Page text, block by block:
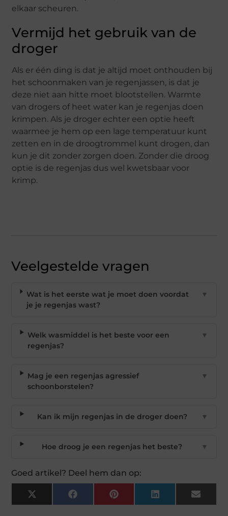
elkaar scheuren.
Vermijd het gebruik van de
droger
Als er één ding is dat je altijd moet onthouden bij
het schoonmaken van je regenjassen, is dat je
deze niet aan hitte moet blootstellen. Warmte
van drogers of heet water kan je regenjas doen
krimpen. Als je droger echter een optie heeft
waarmee je hem op een lage temperatuur kunt
zetten en in de droogtrommel kunt drogen, dan
kun je dit zonder zorgen doen. Zonder die droog
optie is de regenjas dus wel kwetsbaar voor
krimp.
Veelgestelde vragen
Wat is het eerste wat je moet doen voordat
je je regenjas wast?
▼
Welk wasmiddel is het beste voor een
regenjas?
▼
Mag je een regenjas agressief
schoonborstelen?
▼
Kan ik mijn regenjas in de droger doen? ▼
Hoe droog je een regenjas het beste? ▼
Goed artikel? Deel hem dan op:
X
(Twitter)
Facebook Pinterest LinkedIn Email